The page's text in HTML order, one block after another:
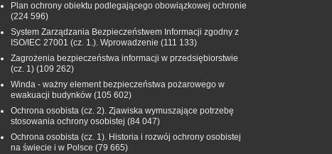
Plan ochrony obiektu podlegającego obowiązkowej ochronie
(224 596)
System Zarządzania Bezpieczeństwem Informacji zgodny z
ISO/IEC 27001 (cz. 1.). Wprowadzenie (111 133)
Zagrożenia bezpieczeństwa informacji w przedsiębiorstwie
(cz. 1) (109 262)
Winda - ważny element bezpieczeństwa pożarowego w
ewakuacji budynków (105 602)
Ochrona osobista (cz. 2). Zjawiska wymuszające potrzebę
stosowania ochrony osobistej (84 047)
Ochrona osobista (cz. 1). Historia i rozwój ochrony osobistej
na świecie i w Polsce (79 665)